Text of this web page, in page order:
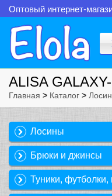
Оптовый интернет-
ALISA
Главная > Каталог >
Лосины
Брюки и джинсы
Туники, футболки,